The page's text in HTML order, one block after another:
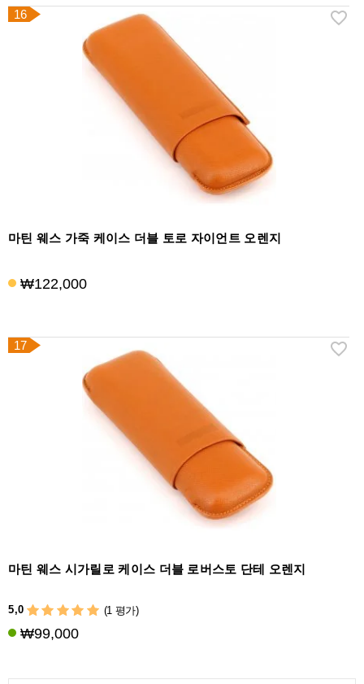
16
마틴 웨스 가죽 케이스 더블 토로 자이언트 오렌지
₩122,000
17
마틴 웨스 시가릴로 케이스 더블 로버스토 단테 오렌지
5,0 (1 평가)
₩99,000